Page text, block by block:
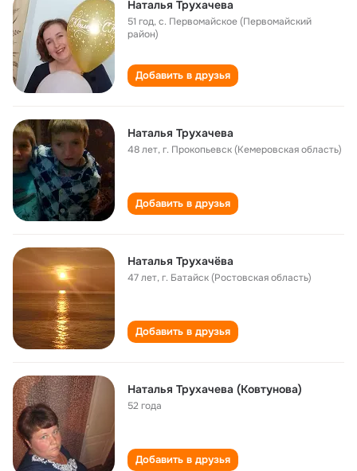
Наталья Трухачева
51 год,с. Первомайское (Первомайский
район)
Добавить в друзья
Наталья Трухачева
48 лет,г. Прокопьевск (Кемеровская область)
Добавить в друзья
Наталья Трухачёва
47 лет,г. Батайск (Ростовская область)
Добавить в друзья
Наталья Трухачева (Ковтунова)
52 года
Добавить в друзья